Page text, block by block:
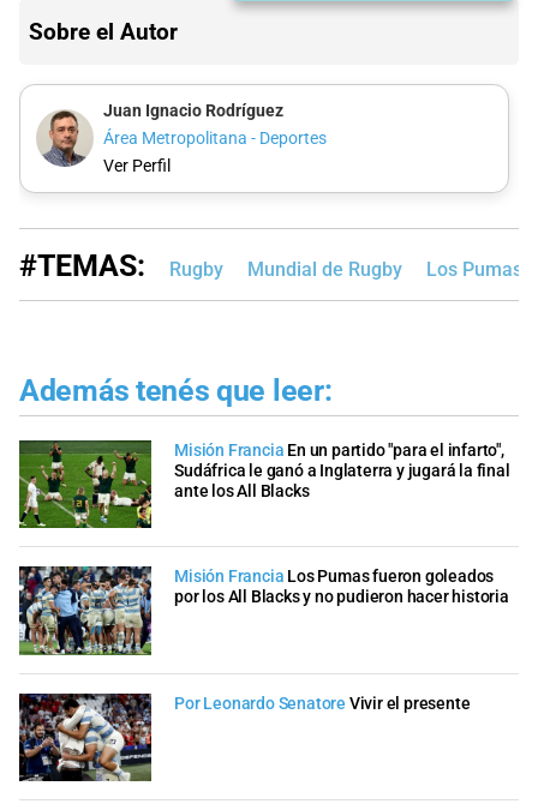
Sobre el Autor
Juan Ignacio Rodríguez
Área Metropolitana - Deportes
Ver Perfil
#TEMAS: Rugby Mundial de Rugby Los Pumas
Además tenés que leer:
Misión Francia En un partido "para el infarto",
Sudáfrica le ganó a Inglaterra y jugará la final
ante los All Blacks
Misión Francia Los Pumas fueron goleados
por los All Blacks y no pudieron hacer historia
Por Leonardo Senatore Vivir el presente